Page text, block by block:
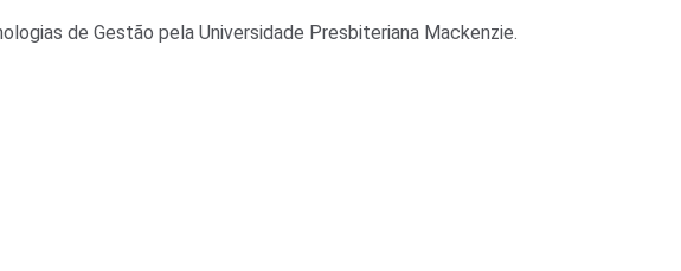
de Gestão pela Universidade Presbiteriana Mackenzie.